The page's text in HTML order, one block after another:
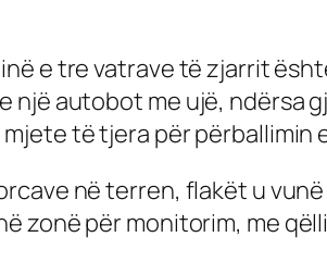
e tre vatrave të zjarrit
autobot me ujë, ndërsa
të tjera për përballimin
në terren, flakët u
zonë për monitorim, me